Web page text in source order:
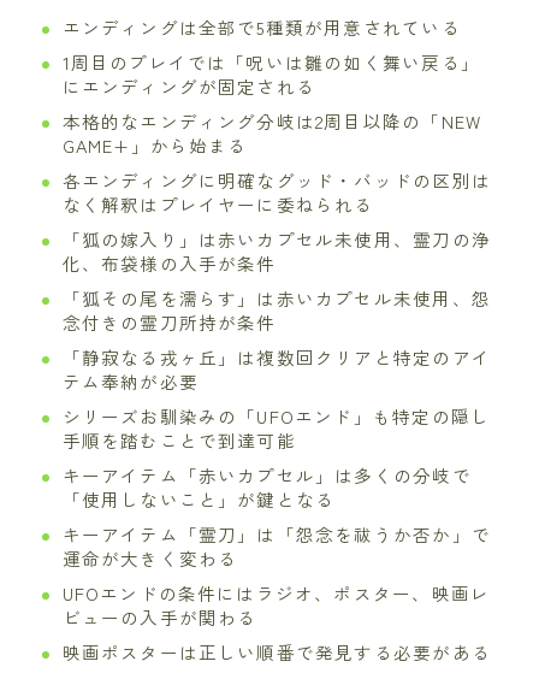
エンディングは全部で5種類が用意されている
1周目のプレイでは「呪いは雛の如く舞い戻る」
にエンディングが固定される
本格的なエンディング分岐は2周目以降の「NEW
GAME+」から始まる
各エンディングに明確なグッド・バッドの区別は
なく解釈はプレイヤーに委ねられる
「狐の嫁入り」は赤いカプセル未使用、霊刀の浄
化、布袋様の入手が条件
「狐その尾を濡らす」は赤いカプセル未使用、怨
念付きの霊刀所持が条件
「静寂なる戎ヶ丘」は複数回クリアと特定のアイ
テム奉納が必要
シリーズお馴染みの「UFOエンド」も特定の隠し
手順を踏むことで到達可能
キーアイテム「赤いカプセル」は多くの分岐で
「使用しないこと」が鍵となる
キーアイテム「霊刀」は「怨念を祓うか否か」で
運命が大きく変わる
UFOエンドの条件にはラジオ、ポスター、映画レ
ビューの入手が関わる
映画ポスターは正しい順番で発見する必要がある